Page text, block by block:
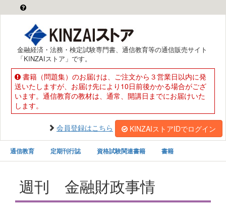
金融経済・法務・検定試験専門書、通信教育等の通信販売サイト
「KINZAIストア」です。
書籍（問題集）のお届けは、ご注文から３営業日以内に発
送いたしますが、お届け先により10日前後かかる場合がござ
います。通信教育の教材は、通常、開講日までにお届けいた
します。
会員登録はこちら KINZAIストアIDでログイン
通信教育 定期刊行誌 資格試験関連書籍 書籍
週刊 金融財政事情